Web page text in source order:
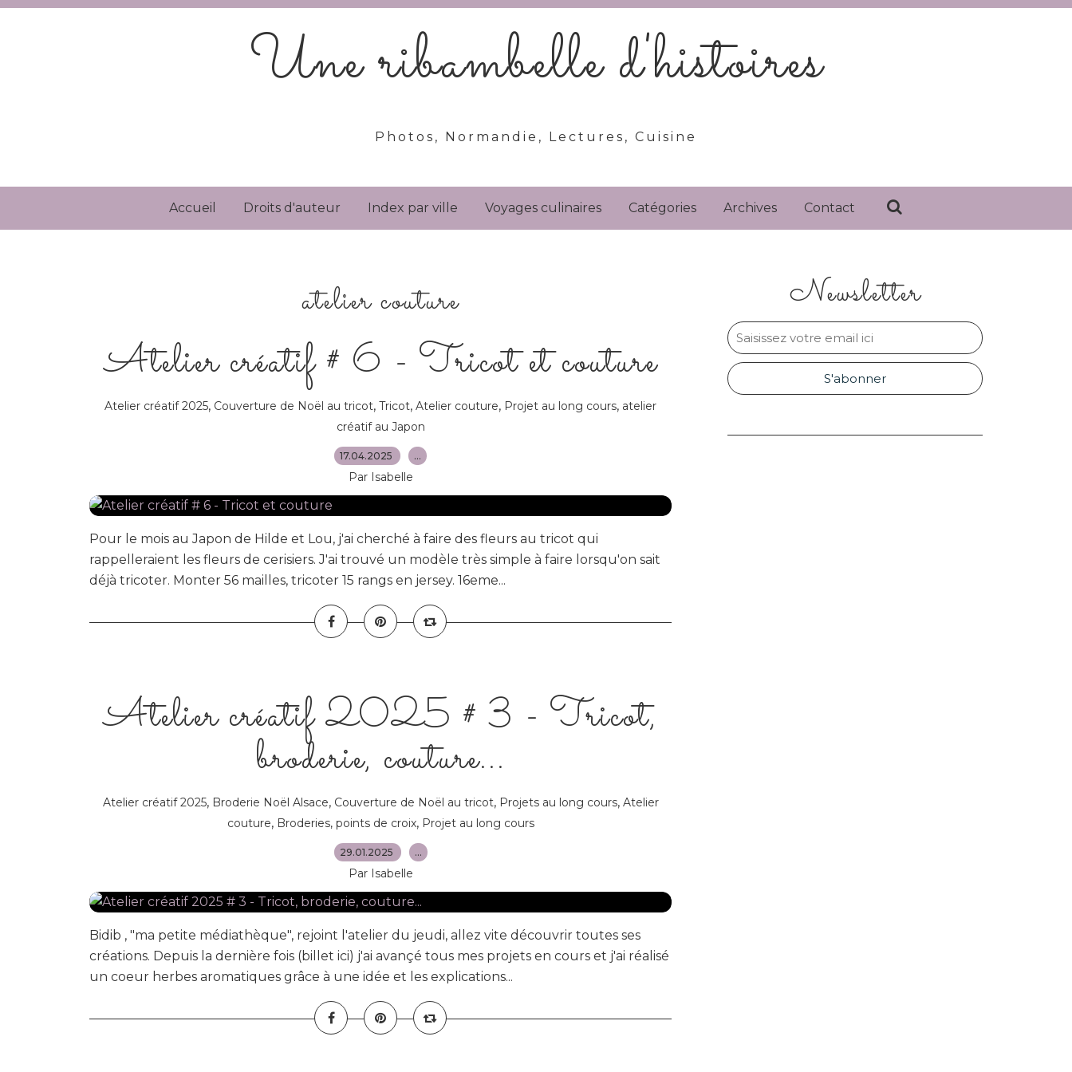
Une ribambelle d'histoires
Photos, Normandie, Lectures, Cuisine
Accueil Droits d'auteur Index par ville Voyages culinaires Catégories Archives Contact
atelier couture
Atelier créatif # 6 - Tricot et couture
Atelier créatif 2025, Couverture de Noël au tricot, Tricot, Atelier couture, Projet au long cours, atelier
créatif au Japon
17.04.2025 …
Par Isabelle
Pour le mois au Japon de Hilde et Lou, j'ai cherché à faire des fleurs au tricot qui
rappelleraient les fleurs de cerisiers. J'ai trouvé un modèle très simple à faire lorsqu'on sait
déjà tricoter. Monter 56 mailles, tricoter 15 rangs en jersey. 16eme...
Atelier créatif 2025 # 3 - Tricot,
broderie, couture...
Atelier créatif 2025, Broderie Noël Alsace, Couverture de Noël au tricot, Projets au long cours, Atelier
couture, Broderies, points de croix, Projet au long cours
29.01.2025 …
Par Isabelle
Bidib , "ma petite médiathèque", rejoint l'atelier du jeudi, allez vite découvrir toutes ses
créations. Depuis la dernière fois (billet ici) j'ai avançé tous mes projets en cours et j'ai réalisé
un coeur herbes aromatiques grâce à une idée et les explications...
Newsletter